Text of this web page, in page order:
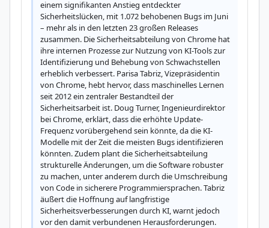
einem signifikanten Anstieg entdeckter
Sicherheitslücken, mit 1.072 behobenen Bugs im Juni
– mehr als in den letzten 23 großen Releases
zusammen. Die Sicherheitsabteilung von Chrome hat
ihre internen Prozesse zur Nutzung von KI-Tools zur
Identifizierung und Behebung von Schwachstellen
erheblich verbessert. Parisa Tabriz, Vizepräsidentin
von Chrome, hebt hervor, dass maschinelles Lernen
seit 2012 ein zentraler Bestandteil der
Sicherheitsarbeit ist. Doug Turner, Ingenieurdirektor
bei Chrome, erklärt, dass die erhöhte Update-
Frequenz vorübergehend sein könnte, da die KI-
Modelle mit der Zeit die meisten Bugs identifizieren
könnten. Zudem plant die Sicherheitsabteilung
strukturelle Änderungen, um die Software robuster
zu machen, unter anderem durch die Umschreibung
von Code in sicherere Programmiersprachen. Tabriz
äußert die Hoffnung auf langfristige
Sicherheitsverbesserungen durch KI, warnt jedoch
vor den damit verbundenen Herausforderungen.